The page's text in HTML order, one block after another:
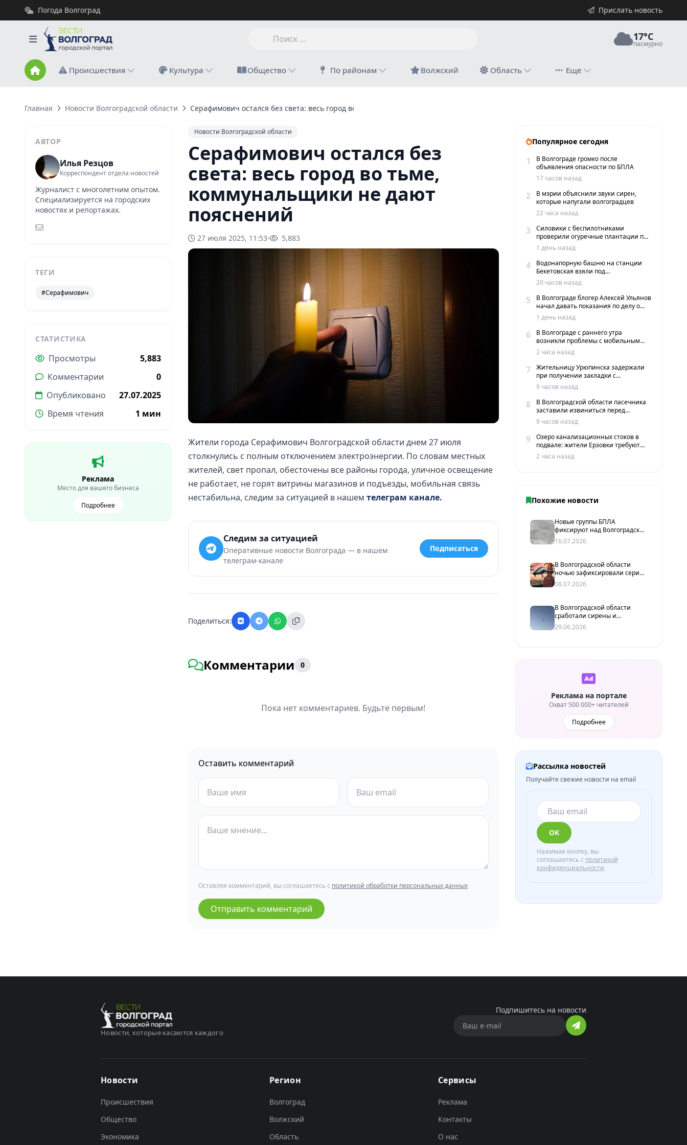
Погода Волгоград Прислать новость
17°C
пасмурно
Происшествия Культура Общество По районам Волжский Область Еще
Главная Новости Волгоградской области Серафимович остался без света: весь город во тьме, коммунальщики не дают пояснений
АВТОР
Илья Резцов
Корреспондент отдела новостей
Журналист с многолетним опытом.
Специализируется на городских
новостях и репортажах.
ТЕГИ
#Серафимович
СТАТИСТИКА
Просмотры
5,883
Комментарии
0
Опубликовано
27.07.2025
Время чтения
1 мин
Реклама
Место для вашего бизнеса
Подробнее
Новости Волгоградской области
Серафимович остался без
света: весь город во тьме,
коммунальщики не дают
пояснений
27 июля 2025, 11:53 5,883
Жители города Серафимович Волгоградской области днем 27 июля
столкнулись с полным отключением электроэнергии. По словам местных
жителей, свет пропал, обесточены все районы города, уличное освещение
не работает, не горят витрины магазинов и подъезды, мобильная связь
нестабильна, следим за ситуацией в нашем телеграм канале.
Следим за ситуацией
Оперативные новости Волгограда — в нашем
телеграм-канале
Подписаться
Поделиться:
Комментарии 0
Пока нет комментариев. Будьте первым!
Оставить комментарий
Оставляя комментарий, вы соглашаетесь с политикой обработки персональных данных
Отправить комментарий
Популярное сегодня
1
В Волгограде громко после
объявления опасности по БПЛА
17 часов назад
2
В мэрии объяснили звуки сирен,
которые напугали волгоградцев
22 часа назад
3
Силовики с беспилотниками
проверили огуречные плантации под
Волгоградом
1 день назад
4
Водонапорную башню на станции
Бекетовская взяли под
государственную охрану
20 часов назад
5
В Волгограде блогер Алексей Ульянов
начал давать показания по делу о
вымогательстве
1 день назад
6
В Волгограде с раннего утра
возникли проблемы с мобильным
интернетом и сервисами такси
2 часа назад
7
Жительницу Урюпинска задержали
при получении закладки с
мефедроном в Волгограде
9 часов назад
8
В Волгоградской области пасечника
заставили извиниться перед
жителями хутора
9 часов назад
9
Озеро канализационных стоков в
подвале: жители Ерзовки требуют
срочных мер
2 часа назад
Похожие новости
Новые группы БПЛА
фиксируют над Волгоградской
областью около часа ночи
16.07.2026
В Волгоградской области
ночью зафиксировали серию
сообщений о БПЛА
08.07.2026
В Волгоградской области
сработали сирены и
зафиксированы группы БПЛА
29.06.2026
Реклама на портале
Охват 500 000+ читателей
Подробнее
Рассылка новостей
Получайте свежие новости на email
ОК
Нажимая кнопку, вы
соглашаетесь с политикой
конфиденциальности.
Новости, которые касаются каждого
Подпишитесь на новости
Новости
Происшествия
Общество
Экономика
Регион
Волгоград
Волжский
Область
Сервисы
Реклама
Контакты
О нас